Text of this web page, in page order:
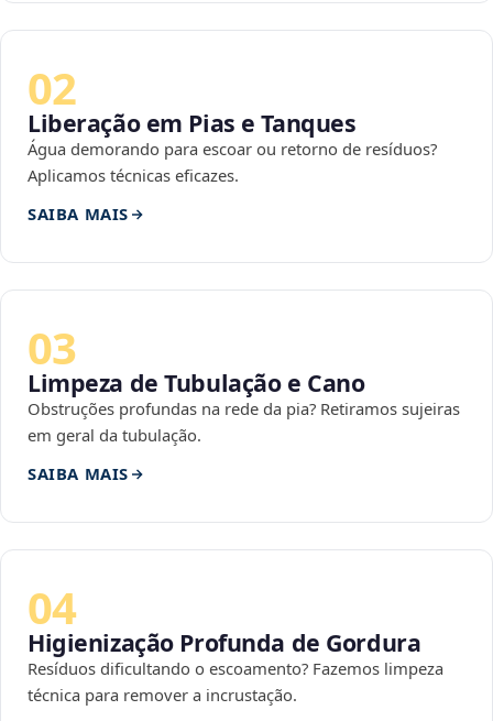
02
Liberação em Pias e Tanques
Água demorando para escoar ou retorno de resíduos?
Aplicamos técnicas eficazes.
SAIBA MAIS
03
Limpeza de Tubulação e Cano
Obstruções profundas na rede da pia? Retiramos sujeiras
em geral da tubulação.
SAIBA MAIS
04
Higienização Profunda de Gordura
Resíduos dificultando o escoamento? Fazemos limpeza
técnica para remover a incrustação.